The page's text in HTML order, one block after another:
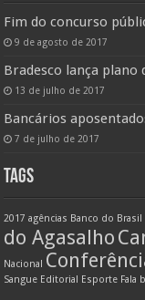
Fim do concurso
9 de agosto de 2017
Bradesco lança plano
13 de julho de 2017
Bancários
7 de julho de 2017
TAGS
2017 agências Banco do Brasil
do Agasalho
Nacional
Sangue Editorial Esporte Fala